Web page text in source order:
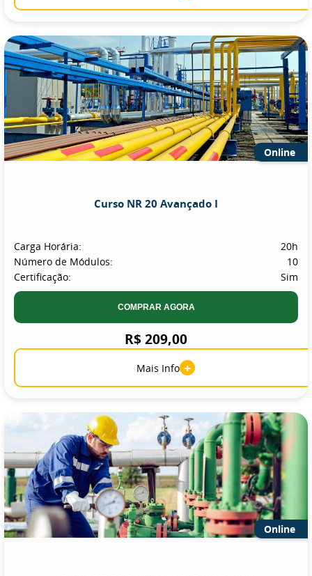
Online
Curso NR 20 Avançado I
Carga Horária:
20h
Número de Módulos:
10
Certificação:
Sim
COMPRAR AGORA
R$ 209,00
Mais Info +
Online